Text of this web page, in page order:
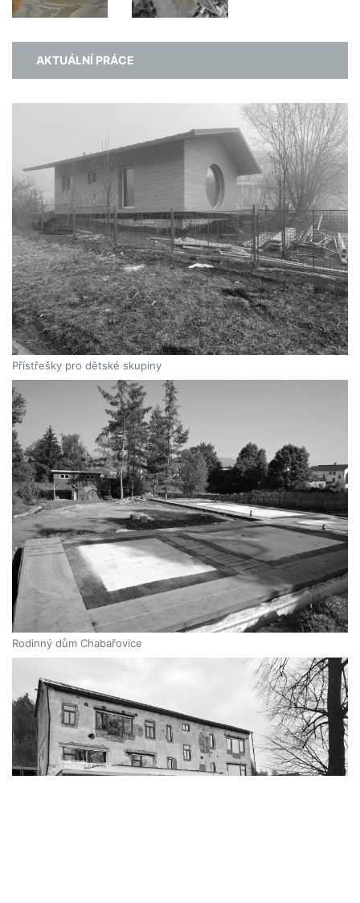
AKTUÁLNÍ PRÁCE
Přístřešky pro dětské skupiny
Rodinný dům Chabařovice